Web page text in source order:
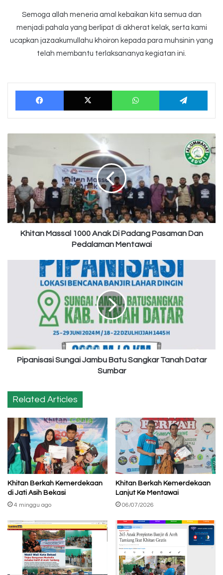
Semoga allah meneria amal kebaikan kita semua dan
menjadi pahala yang berlipat di akherat kelak, serta kami
ucapkan jazaakumullahu khoiron kepada para muhsinin yang
telah membantu terlaksananya kegiatan ini.
Facebook X WhatsApp
Massal
Di
Padang
Pasaman
Dan
Pedalaman
Mentawai
Khitan Massal 1000 Anak Di Padang Pasaman Dan
Pedalaman Mentawai
Pipanisasi Sungai Jambu Batu Sangkar Tanah Datar
Sumbar
Related Articles
Khitan Berkah Kemerdekaan
di Jati Asih Bekasi
4 minggu ago
Khitan Berkah Kemerdekaan
Lanjut Ke Mentawai
06/07/2026